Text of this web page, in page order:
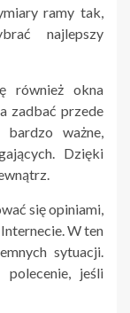
ramy tak,
najlepszy
również okna
zadbać przede
ważne,
Dzięki
się opiniami,
W ten
sytuacji.
jeśli